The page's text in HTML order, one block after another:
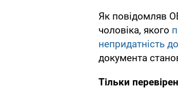
Як повідомляв
чоловіка, якого
непридатність
документа
Тільки